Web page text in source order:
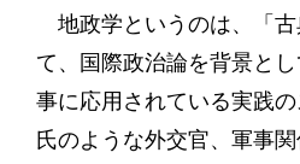
地政学というのは、「古
て、国際政治論を背景と
事に応用されている実践
氏のような外交官、軍事